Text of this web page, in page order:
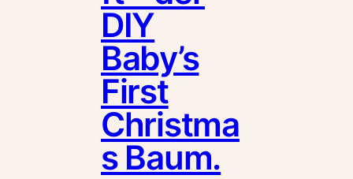
DIY
Baby’s
First
Christma
s Baum.